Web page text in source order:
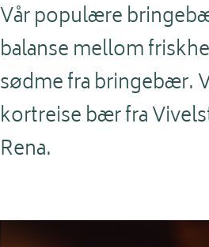
Vår populære
balanse mellom
sødme fra bringebær.
kortreise bær fra
Rena.